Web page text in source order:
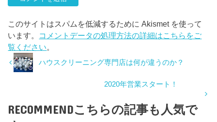
このサイトはスパムを低減するために Akismet を使って
います。 コメントデータの処理方法の詳細はこちらをご
覧ください。
ハウスクリーニング専門店は何が違うのか？
2020年営業スタート！
RECOMMENDこちらの記事も人気で